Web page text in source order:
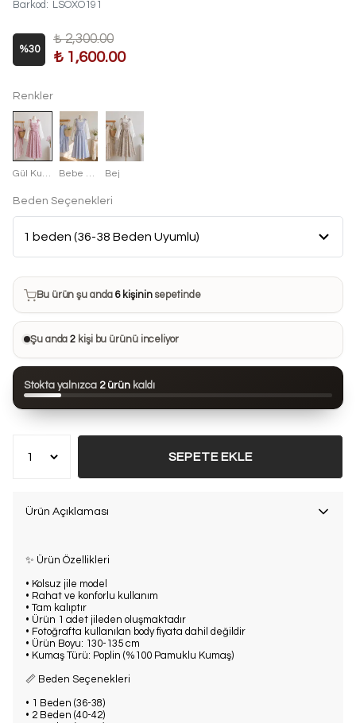
Barkod : LSÖXO191
%30
₺ 2,300.00
₺ 1,600.00
Renkler
Bej
Beden Seçenekleri
Bu ürün son 7 günde16 kezsatın alındı
Bu ürün şu anda 6 kişininsepetinde
Bu ürünü 17 kişi favorilerine ekledi
Bu ürün son 24 saatte95 kezgörüntülendi
Şu anda2 kişi bu ürünü inceliyor
Stokta yalnızca 2 ürün kaldı
SEPETE EKLE
Ürün Açıklaması
✨ Ürün Özellikleri
• Kolsuz jile model
• Rahat ve konforlu kullanım
• Tam kalıptır
• Ürün 1 adet jileden oluşmaktadır
• Fotoğrafta kullanılan body fiyata dahil değildir
• Ürün Boyu: 130-135 cm
• Kumaş Türü: Poplin (%100 Pamuklu Kumaş)
📏 Beden Seçenekleri
• 1 Beden (36-38)
• 2 Beden (40-42)